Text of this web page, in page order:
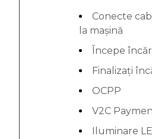
Conecte
la mașină
Începe
Finalizați
OCPP
V2C
Iluminare